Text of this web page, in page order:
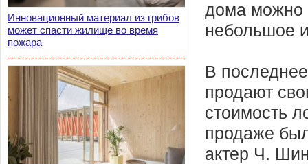
Инновационный материал из грибов
может спасти жилище во время
пожара
дома можно
небольшое
В
продают
стоимость
продаже
актер Ч.